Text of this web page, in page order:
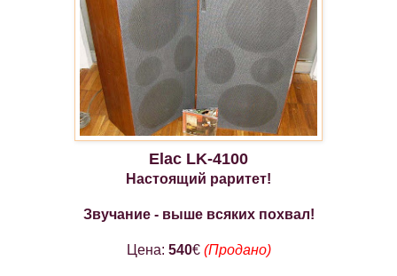
Elac LK-4100
Настоящий раритет!
Звучание - выше всяких похвал!
Цена: 540€ (Продано)